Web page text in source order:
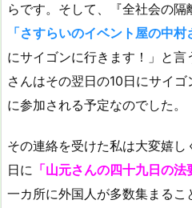
らです。そして、『全社会の
「さすらいのイベント屋の中村
にサイゴンに行きます！」と
さんはその翌日の10日にサイ
に参加される予定なのでした。
その連絡を受けた私は大変嬉
日に 「山元さんの四十九日の法
一カ所に外国人が多数集まる